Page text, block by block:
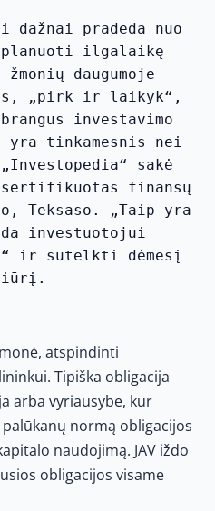
dažnai pradeda nuo
ilgalaikę
daugumoje
„pirk ir laikyk“,
investavimo
tinkamesnis nei
sakė
finansų
Teksaso. „Taip yra
investuotojui
ir sutelkti dėmesį
atspindinti
Tipiška obligacija
arba vyriausybe, kur
normą obligacijos
naudojimą. JAV iždo
obligacijos visame